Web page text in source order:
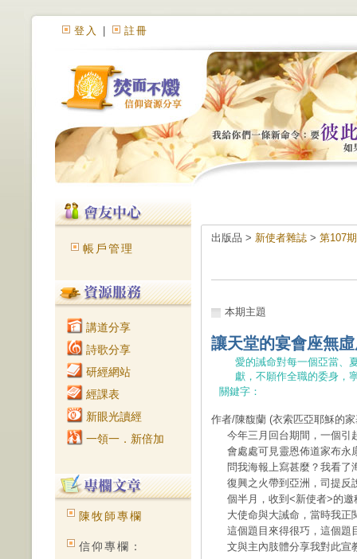
登入 註冊
帳戶管理
講道分享
詩歌分享
研經網站
經課表
新眼光讀經
一領一．新倍加
陳牧師專欄
信仰專欄：
出版品 > 新使者雜誌 > 第107
本期主題
讓天堂的宴會座無
愛的誡命對每一個亞當、
獻，不願作全職的委身，
關鍵字：
作者/陳馥蘭 (衣索匹亞耶穌的
今年三月回台期間，一個引
會處處可見靈恩佈道家布永
問我海報上寫甚麼？我看了
復興之火帶到亞洲，司提反
個半月，收到<新使者>的
大使命與大誡命，當時我
這個題目來得很巧，這個題
文與主內肢體分享我對此宣